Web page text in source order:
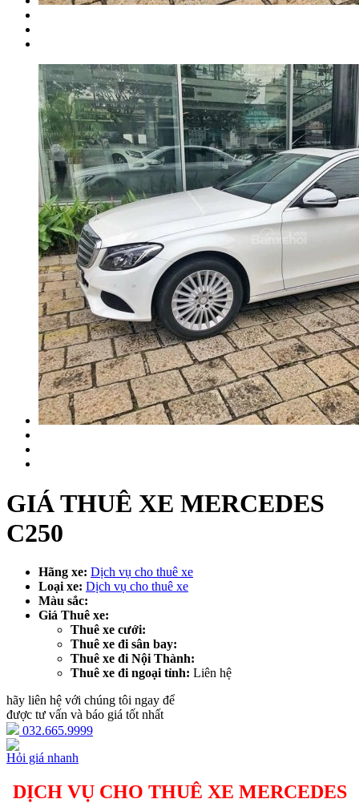
GIÁ THUÊ XE MERCEDES
C250
Hãng xe: Dịch vụ cho thuê xe
Loại xe: Dịch vụ cho thuê xe
Màu sắc:
Giá Thuê xe:
Thuê xe cưới:
Thuê xe đi sân bay:
Thuê xe đi Nội Thành:
Thuê xe đi ngoại tỉnh: Liên hệ
hãy liên hệ với chúng tôi ngay để
được tư vấn và báo giá tốt nhất
032.665.9999
Hỏi giá nhanh
DỊCH VỤCHO THUÊ XE MERCEDES